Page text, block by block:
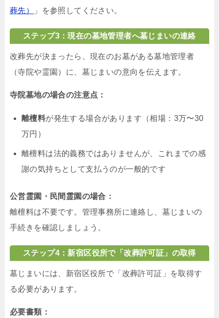
葬先）
」を参照してください。
ステップ3：現在の墓地管理者へ墓じまいの連絡
改葬先が決まったら、現在のお墓がある墓地管理者
（寺院や霊園）に、墓じまいの意向を伝えます。
寺院墓地の場合の注意点：
離檀料が発生する場合があります（相場：3万〜30
万円）
離檀料は法的義務ではありませんが、これまでの感
謝の気持ちとして支払うのが一般的です
公営霊園・民間霊園の場合：
離檀料は不要です。管理事務所に連絡し、墓じまいの
手続きを確認しましょう。
ステップ4：新宿区役所で「改葬許可証」の取得
墓じまいには、新宿区役所で「改葬許可証」を取得す
る必要があります。
必要書類：